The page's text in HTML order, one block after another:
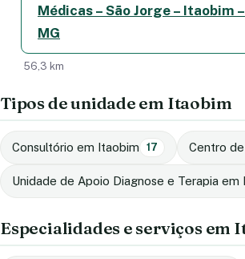
Médicas – São Jorge – Itaobim –
MG
56,3 km
Tipos de unidade em Itaobim
Consultório em Itaobim 17 Centro
Unidade de Apoio Diagnose e Terapia em
Especialidades e serviços em